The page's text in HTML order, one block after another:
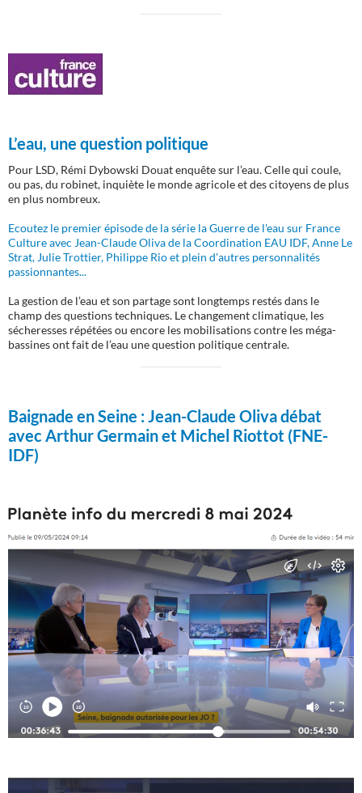
L’eau, une question politique
Pour LSD, Rémi Dybowski Douat enquête sur l’eau. Celle qui coule,
ou pas, du robinet, inquiète le monde agricole et des citoyens de plus
en plus nombreux.
Ecoutez le premier épisode de la série la Guerre de l'eau sur France
Culture avec Jean-Claude Oliva de la Coordination EAU IDF, Anne Le
Strat, Julie Trottier, Philippe Rio et plein d'autres personnalités
passionnantes...
La gestion de l’eau et son partage sont longtemps restés dans le
champ des questions techniques. Le changement climatique, les
sécheresses répétées ou encore les mobilisations contre les méga-
bassines ont fait de l’eau une question politique centrale.
Baignade en Seine :Jean-Claude Oliva débat
avec Arthur Germain et Michel Riottot (FNE-
IDF)